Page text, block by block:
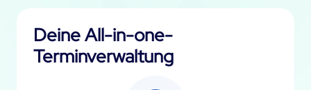
Deine All-in-one-
Terminverwaltung